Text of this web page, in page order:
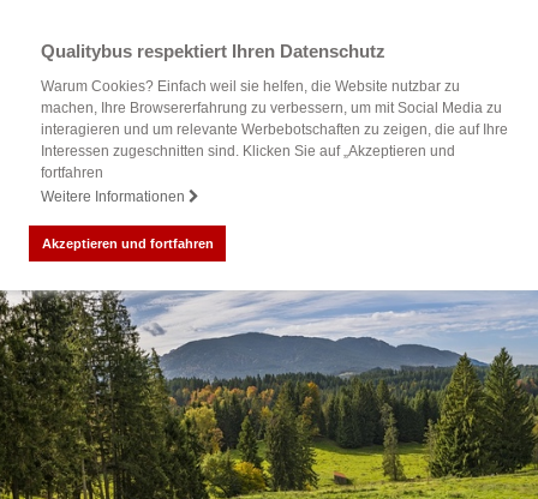
Qualitybus respektiert Ihren Datenschutz
Warum Cookies? Einfach weil sie helfen, die Website nutzbar zu
machen, Ihre Browsererfahrung zu verbessern, um mit Social Media zu
interagieren und um relevante Werbebotschaften zu zeigen, die auf Ihre
Interessen zugeschnitten sind. Klicken Sie auf „Akzeptieren und
fortfahren
Weitere Informationen
Akzeptieren und fortfahren